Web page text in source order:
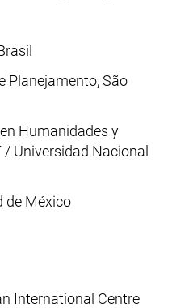
Planejamento, São
Humanidades y
/ Universidad Nacional
de México
International Centre